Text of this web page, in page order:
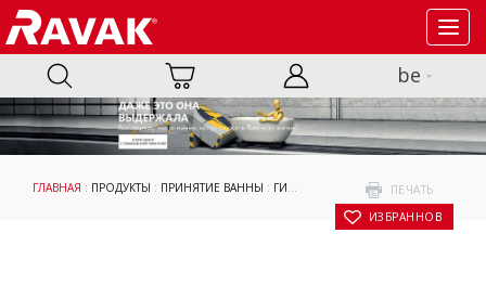
be
ПЕЧАТЬ
В ИЗБРАННОЕ
ГЛАВНАЯ : ПРОДУКТЫ : ПРИНЯТИЕ ВАННЫ : ГИДРОМАССАЖНЫЕ СИСТЕМЫ